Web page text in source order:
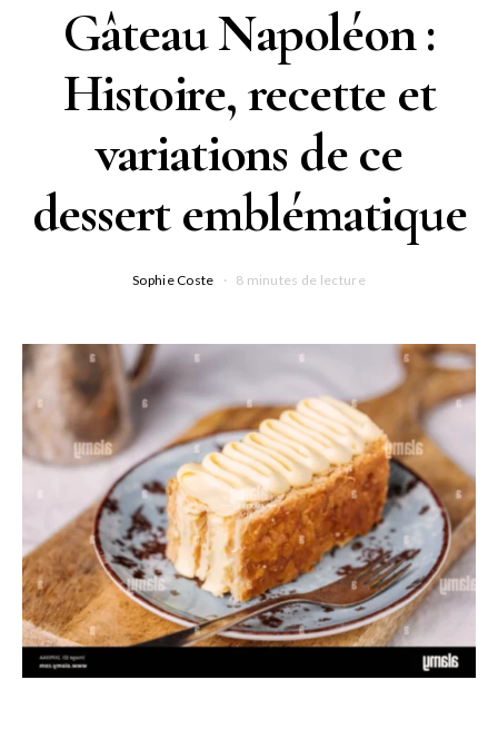
Gâteau Napoléon :
Histoire, recette et
variations de ce
dessert emblématique
Sophie Coste 8 minutes de lecture